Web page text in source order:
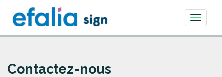
Toggle
Contactez-nous